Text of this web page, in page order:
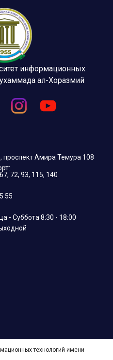
информационных
ал-Хоразмий
проспект Амира Темура 108
72, 93, 115, 140
55
- Суббота 8:30 - 18:00
технологий имени